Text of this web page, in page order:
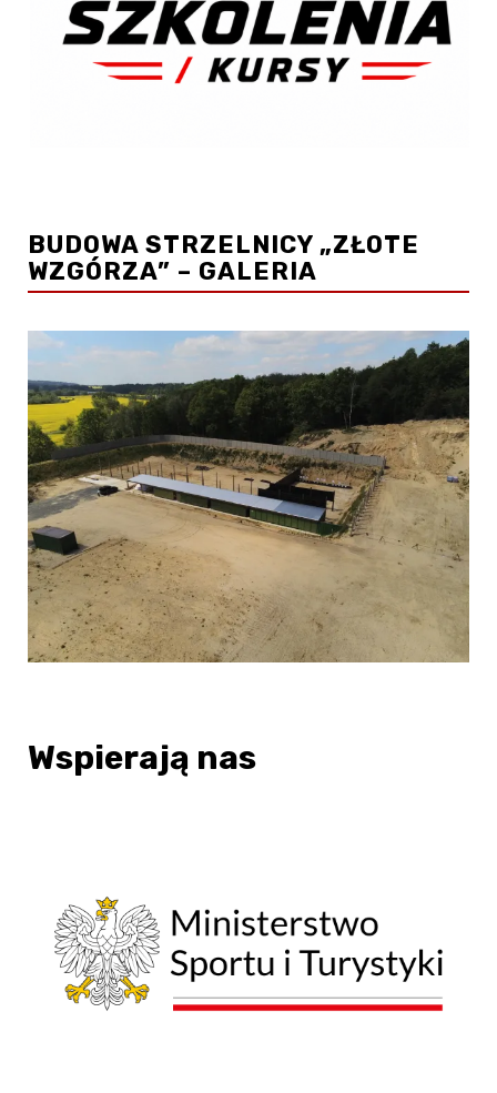
BUDOWA STRZELNICY „ZŁOTE
WZGÓRZA” – GALERIA
Wspierają nas